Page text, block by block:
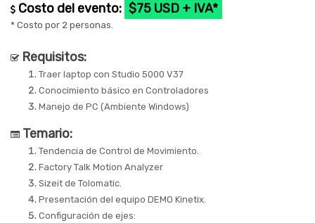
Costo del evento: $75 USD + IVA*
* Costo por 2 personas.
Requisitos:
Traer laptop con Studio 5000 V37
Conocimiento básico en Controladores
Manejo de PC (Ambiente Windows)
Temario:
Tendencia de Control de Movimiento.
Factory Talk Motion Analyzer
Sizeit de Tolomatic.
Presentación del equipo DEMO Kinetix.
Configuración de ejes: